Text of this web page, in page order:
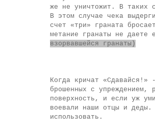
же не уничтожит. В таких
В этом случае чека
счет «три» граната
метание гранаты не
взорвавшейся гранаты)
Когда кричат
брошенных с упреждением,
поверхность, и если уж
воевали наши отцы и деды.
использовать.